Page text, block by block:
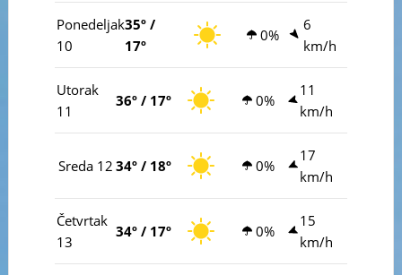
Ponedeljak
10
35º /
17º
0%
6
km/h
Utorak
11
36º / 17º 0%
11
km/h
Sreda 12 34º / 18º 0%
17
km/h
Četvrtak
13
34º / 17º 0%
15
km/h